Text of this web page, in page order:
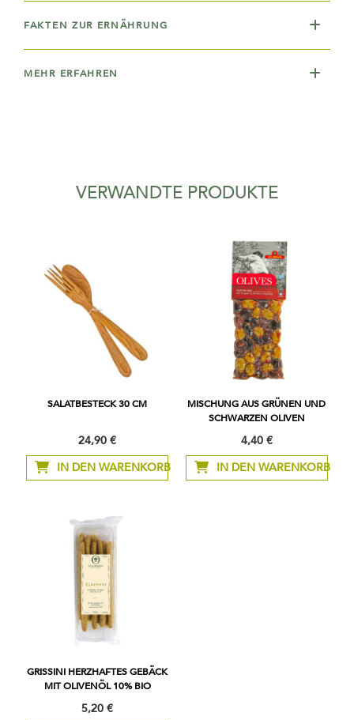
FAKTEN ZUR ERNÄHRUNG
MEHR ERFAHREN
VERWANDTE PRODUKTE
SALATBESTECK 30 CM
24,90 €
IN DEN WARENKORB
MISCHUNG AUS GRÜNEN UND
SCHWARZEN OLIVEN
4,40 €
IN DEN WARENKORB
GRISSINI HERZHAFTES GEBÄCK
MIT OLIVENÖL 10% BIO
5,20 €